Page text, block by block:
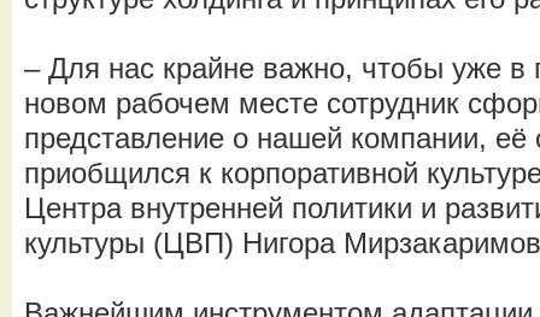
– Для нас крайне важно, чтобы уже в
новом рабочем месте сотрудник
представление о нашей компании, её
приобщился к корпоративной
Центра внутренней политики и
культуры (ЦВП) Нигора